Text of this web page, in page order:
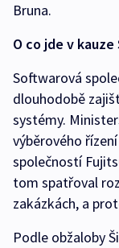
Bruna.
O co jde v kauze
Softwarová
dlouhodobě
systémy.
výběrového
společností
tom spatřoval
zakázkách, a
Podle obžaloby